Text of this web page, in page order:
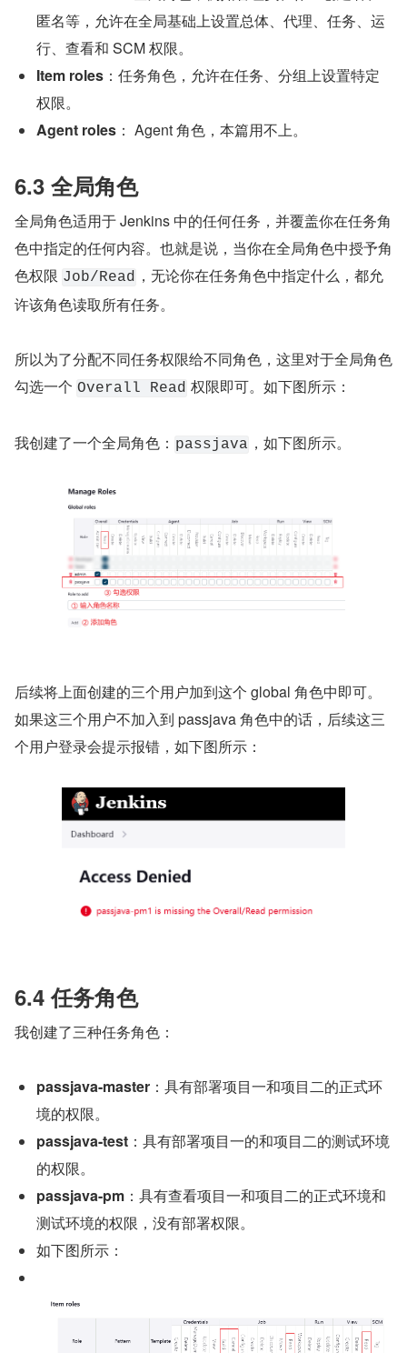
匿名等，允许在全局基础上设置总体、代理、任务、运
行、查看和 SCM 权限。
Item roles ：任务角色，允许在任务、分组上设置特定
权限。
Agent roles ： Agent 角色，本篇用不上。
6.3 全局角色
全局角色适用于 Jenkins 中的任何任务，并覆盖你在任务角
色中指定的任何内容。也就是说，当你在全局角色中授予角
色权限 Job/Read ，无论你在任务角色中指定什么，都允
许该角色读取所有任务。
所以为了分配不同任务权限给不同角色，这里对于全局角色
勾选一个 Overall Read 权限即可。如下图所示：
我创建了一个全局角色： passjava ，如下图所示。
后续将上面创建的三个用户加到这个 global 角色中即可。
如果这三个用户不加入到 passjava 角色中的话，后续这三
个用户登录会提示报错，如下图所示：
6.4 任务角色
我创建了三种任务角色：
passjava-master ：具有部署项目一和项目二的正式环
境的权限。
passjava-test ：具有部署项目一的和项目二的测试环境
的权限。
passjava-pm ：具有查看项目一和项目二的正式环境和
测试环境的权限，没有部署权限。
如下图所示：